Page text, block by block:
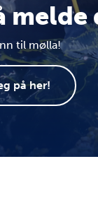
melde
til mølla!
på her!